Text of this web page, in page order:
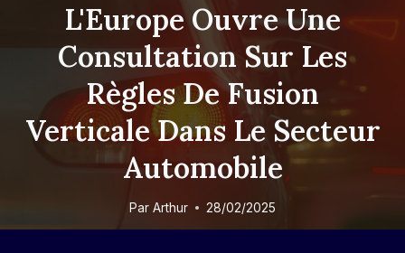
L'Europe Ouvre Une
Consultation Sur Les
Règles De Fusion
Verticale Dans Le Secteur
Automobile
Par Arthur 28/02/2025